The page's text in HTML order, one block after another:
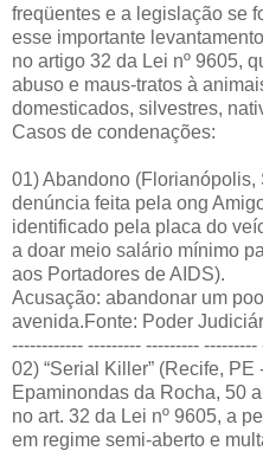
freqüentes e a legislação se
esse importante
no artigo 32 da Lei nº 9605,
abuso e maus-tratos à
domesticados, silvestres,
Casos de condenações:
01) Abandono (Florianópolis,
denúncia feita pela ong
identificado pela placa do
a doar meio salário mínimo
aos Portadores de AIDS).
Acusação: abandonar um
avenida.Fonte: Poder
------------ --------- ---------
02) “Serial Killer” (Recife,
Epaminondas da Rocha, 50
no art. 32 da Lei nº 9605, a
em regime semi-aberto e